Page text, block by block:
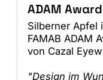
ADAM Award
Silberner Apfel
FAMAB ADAM
von Cazal
"Design im